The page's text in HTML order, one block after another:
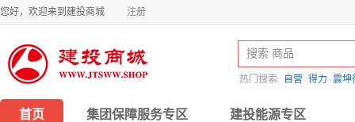
您好，欢迎来到建投商城 注册
热门搜索: 自营 得力 震坤
首页 集团保障服务专区 建投能源专区